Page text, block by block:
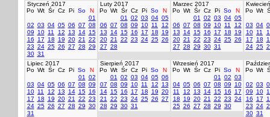
Styczeń 2017
Po Wt Śr Cz Pi So
N
01
02 03 04 05 06 07 08
09
10 11 12 13 14 15
16
17 18 19 20 21
22
23 24 25 26 27 28 29
30 31
Luty 2017
Po Wt Śr Cz Pi So
N
01
02 03 04 05
06 07 08 09 10 11
12
13
14 15 16 17 18
19
20 21 22 23 24 25 26
27 28
Marzec 2017
Po Wt Śr Cz Pi So
N
01
02 03 04 05
06 07 08 09 10 11
12
13
14 15 16 17 18
19
20 21 22 23 24 25 26
27 28 29 30 31
Po Wt
03 04
10 11
17
18
24 25
Lipiec 2017
Po Wt Śr Cz Pi So
N
01
02
03 04 05 06 07 08 09
10 11 12 13 14 15 16
17
18 19 20 21 22 23
24 25 26 27 28 29 30
31
Sierpień 2017
Po Wt Śr Cz Pi So
N
01
02 03 04 05 06
07 08 09 10 11 12
13
14 15 16 17 18 19 20
21
22 23 24 25 26 27
28 29 30 31
Wrzesień 2017
Po Wt Śr Cz Pi So
N
01
02 03
04 05 06 07 08 09
10
11
12 13 14 15 16
17
18
19 20 21 22 23 24
25 26 27 28 29 30
Po Wt
02 03
09
10
16
17
23 24
30 31